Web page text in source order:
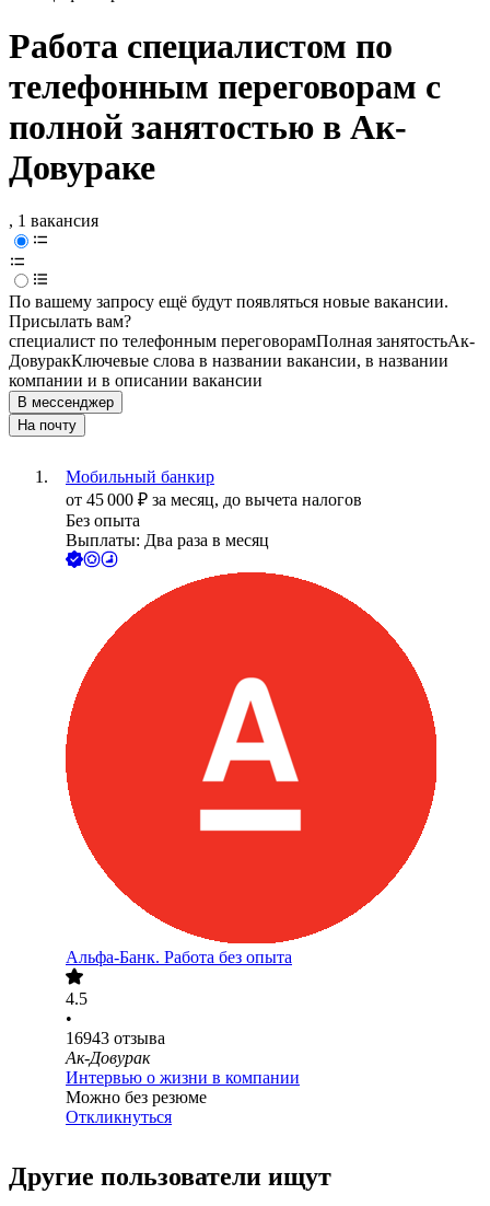
Работа специалистом по
телефонным переговорам с
полной занятостью в Ак-
Довураке
, 1 вакансия
По вашему запросу ещё будут появляться новые вакансии.
Присылать вам?
специалист по телефонным переговорамПолная занятостьАк-
ДовуракКлючевые слова в названии вакансии, в названии
компании и в описании вакансии
В мессенджер
На почту
Мобильный банкир
от 45 000 ₽ за месяц, до вычета налогов
Без опыта
Выплаты: Два раза в месяц
Альфа-Банк. Работа без опыта
4.5
•
16943 отзыва
Ак-Довурак
Интервью о жизни в компании
Можно без резюме
Откликнуться
Другие пользователи ищут